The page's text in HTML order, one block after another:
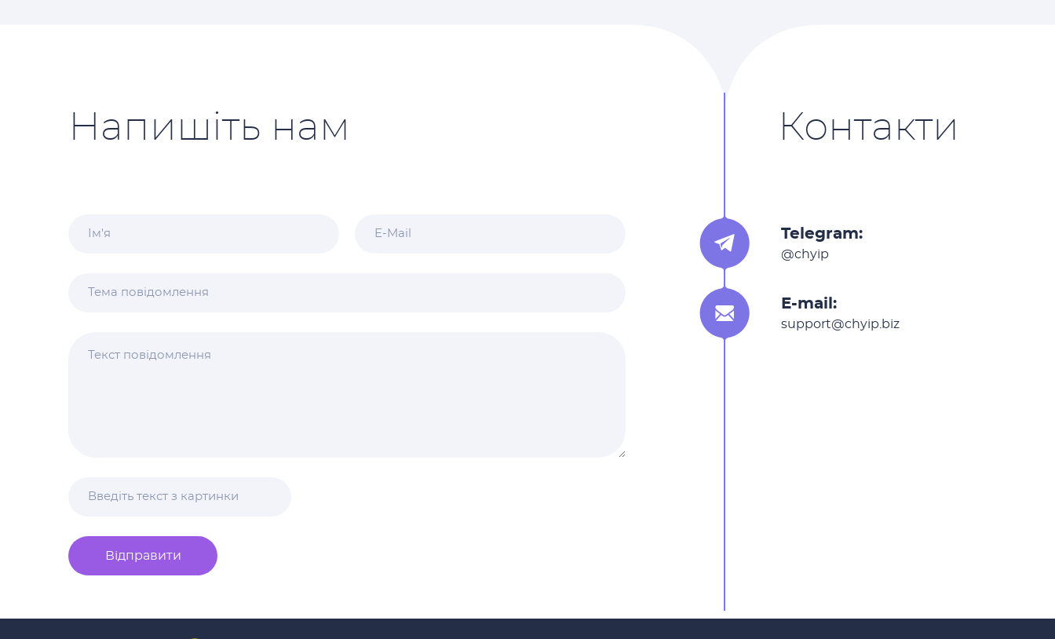
Напишіть нам
Відправити
Контакти
Telegram:
@chyip
E-mail:
support@chyip.biz